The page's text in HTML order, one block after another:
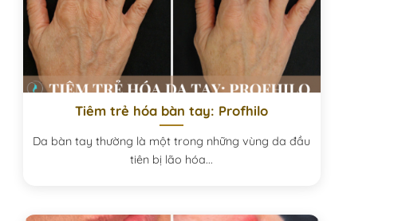
Tiêm trẻ hóa bàn tay: Profhilo
Da bàn tay thường là một trong những vùng da đầu
tiên bị lão hóa...